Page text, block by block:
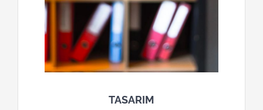
TASARIM